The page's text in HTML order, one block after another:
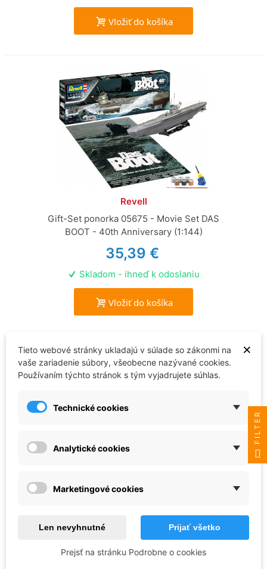
Vložiť do košíka
Revell
Gift-Set ponorka 05675 - Movie Set DAS
BOOT - 40th Anniversary (1:144)
35,39 €
Skladom - ihneď k odoslaniu
Vložiť do košíka
Submarine K-3 (1:350)
18,43 €
Skladom - ihneď k odoslaniu
×
Tieto webové stránky ukladajú v súlade so zákonmi na
vaše zariadenie súbory, všeobecne nazývané cookies.
Používaním týchto stránok s tým vyjadrujete súhlas.
Technické cookies
Analytické cookies
Marketingové cookies
Len nevyhnutné Prijať všetko
Prejsť na stránku Podrobne o cookies
FILTER